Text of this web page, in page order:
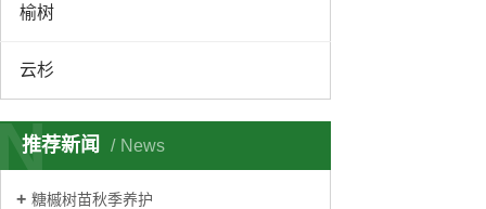
榆树
云杉
推荐新闻 News
糖槭树苗秋季养护